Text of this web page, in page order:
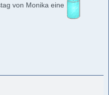
von Monika eine